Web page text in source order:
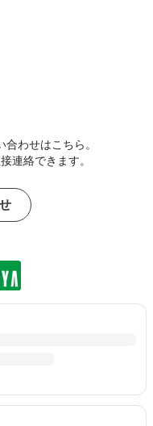
わせはこちら。
連絡できます。